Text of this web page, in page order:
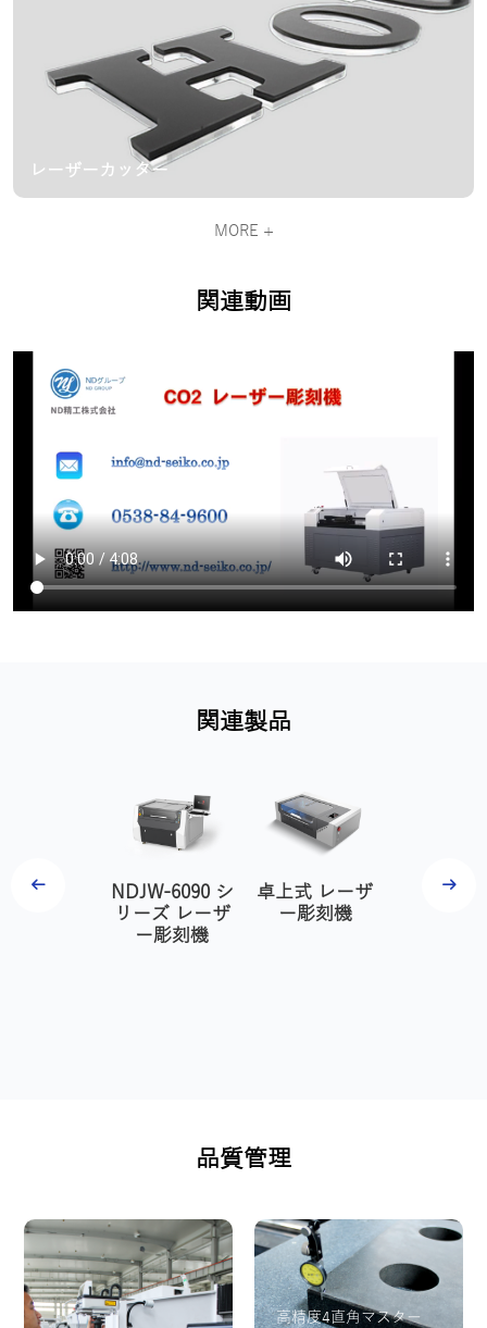
レーザーカッター
MORE +
関連動画
関連製品
式ファイ
NDJW-6090 シ
リーズ レーザ
ー彫刻機
卓上式 レーザ
ー彫刻機
NDJW-
品質管理
高精度4直角マスター